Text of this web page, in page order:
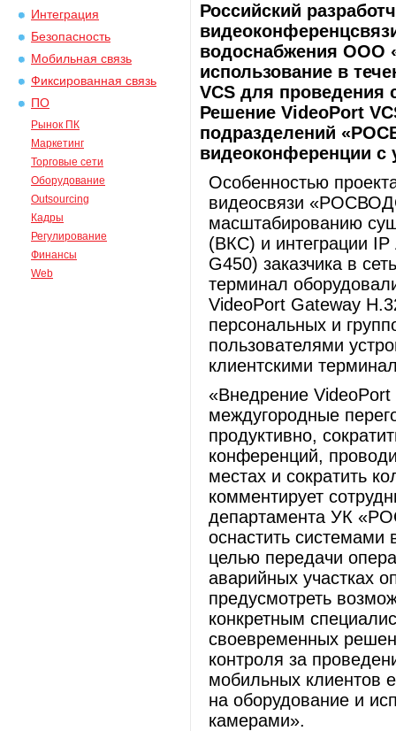
Интеграция
Безопасность
Мобильная связь
Фиксированная связь
ПО
Рынок ПК
Маркетинг
Торговые сети
Оборудование
Outsourcing
Кадры
Регулирование
Финансы
Web
Российский
водоснабжения ООО
использование в
VCS для
Решение VideoPort
подразделений
видеоконференции с
Особенностью
видеосвязи
масштабированию
(ВКС) и интеграции
G450) заказчика в
терминал
VideoPort Gateway
персональных и
пользователями
клиентскими
«Внедрение VideoPort
междугородные
продуктивно,
конференций,
местах и сократить
комментирует
департамента УК
оснастить
целью передачи
аварийных участках
предусмотреть
конкретным
своевременных
контроля за
мобильных клиентов
на оборудование и
камерами».